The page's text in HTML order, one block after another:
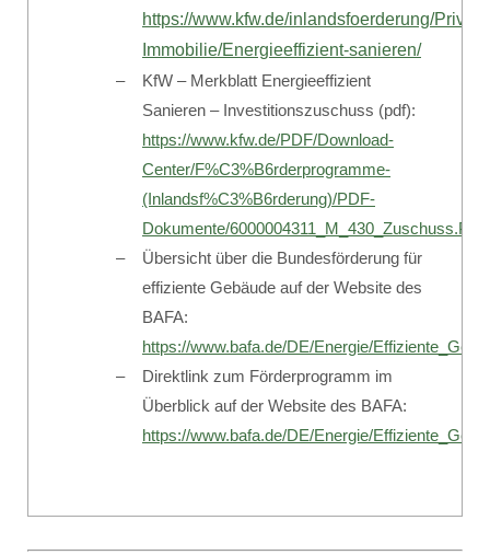
https://www.kfw.de/inlandsfoerderung/
Immobilie/Energieeffizient-sanieren/
KfW – Merkblatt Energieeffizient
Sanieren – Investitionszuschuss (pdf):
https://www.kfw.de/PDF/Download-
Center/F%C3%B6rderprogramme-
(Inlandsf%C3%B6rderung)/PDF-
Dokumente/6000004311_M_430_Zuschuss.PDF
Übersicht über die Bundesförderung für
effiziente Gebäude auf der Website des
BAFA:
https://www.bafa.de/DE/Energie/
Direktlink zum Förderprogramm im
Überblick auf der Website des BAFA:
https://www.bafa.de/DE/Energie/